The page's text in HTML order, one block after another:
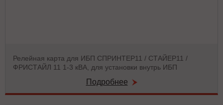
Релейная карта для ИБП СПРИНТЕР11 / СТАЙЕР11 /
ФРИСТАЙЛ 11 1-3 кВА, для установки внутрь ИБП
Подробнее